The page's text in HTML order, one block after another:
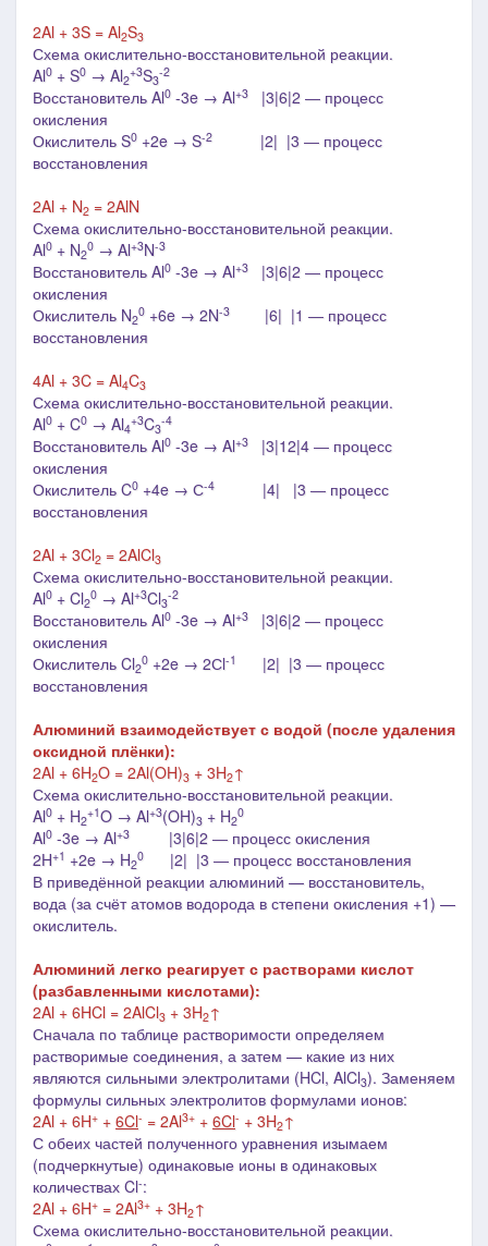
2Al + 3S = Al2S3
Схема окислительно-восстановительной реакции.
Al0 + S0 → Al2
+3S3
-2
Восстановитель Al0 -3e → Al+3
|3|6|2 ― процесс
окисления
Окислитель S0 +2e → S-2
|2| |3 ― процесс
восстановления
2Al + N2 = 2AlN
Схема окислительно-восстановительной реакции.
Al0 + N2
0 → Al+3N-3
Восстановитель Al0 -3e → Al+3
|3|6|2 ― процесс
окисления
Окислитель N2
0 +6e → 2N-3
|6| |1 ― процесс
восстановления
4Al + 3C = Al4C3
Схема окислительно-восстановительной реакции.
Al0 + C0 → Al4
+3C3
-4
Восстановитель Al0 -3e → Al+3
|3|12|4 ― процесс
окисления
Окислитель C0 +4e → С-4
|4| |3 ― процесс
восстановления
2Al + 3Cl2 = 2AlCl3
Схема окислительно-восстановительной реакции.
Al0 + Cl2
0 → Al+3Cl3
-2
Восстановитель Al0 -3e → Al+3
|3|6|2 ― процесс
окисления
Окислитель Cl2
0 +2e → 2Сl-1
|2| |3 ― процесс
восстановления
Алюминий взаимодействует с водой (после удаления
оксидной плёнки):
2Al + 6H2O = 2Al(OH)3 + 3H2↑
Схема окислительно-восстановительной реакции.
Al0 + H2
+1O → Al+3(OH)3 + H2
0
Al0 -3e → Al+3
|3|6|2 ― процесс окисления
2H+1 +2e → H2
0
|2| |3 ― процесс восстановления
В приведённой реакции алюминий — восстановитель,
вода (за счёт атомов водорода в степени окисления +1) —
окислитель.
Алюминий легко реагирует с растворами кислот
(разбавленными кислотами):
2Al + 6HCl = 2AlCl3 + 3H2↑
Сначала по таблице растворимости определяем
растворимые соединения, а затем — какие из них
являются сильными электролитами (HCl, AlCl3). Заменяем
формулы сильных электролитов формулами ионов:
2Al + 6H+ + 6Cl- = 2Al3+ + 6Cl- + 3H2↑
С обеих частей полученного уравнения изымаем
(подчеркнутые) одинаковые ионы в одинаковых
количествах Cl-:
2Al + 6H+ = 2Al3+ + 3H2↑
Схема окислительно-восстановительной реакции.